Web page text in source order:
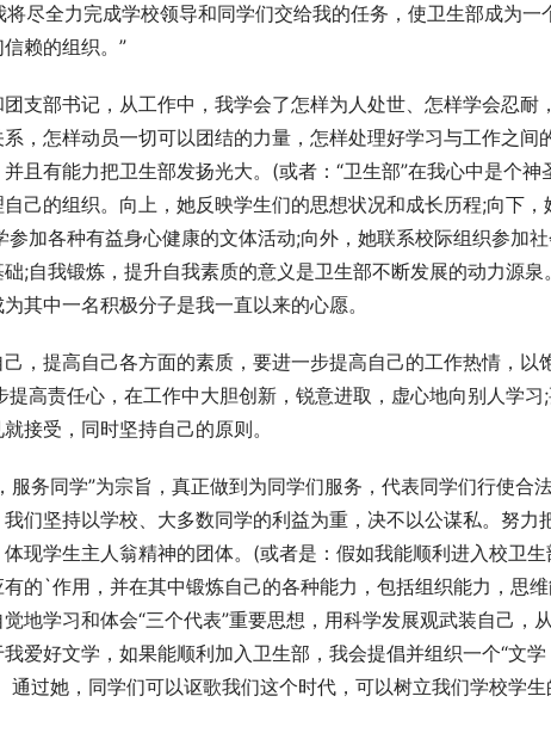
尽全力完成学校领导和同学们交给我的任务，使卫生部成为一
赖的组织。”
支部书记，从工作中，我学会了怎样为人处世、怎样学会忍耐
，怎样动员一切可以团结的力量，怎样处理好学习与工作之间
且有能力把卫生部发扬光大。(或者：“卫生部”在我心中是个神
己的组织。向上，她反映学生们的思想状况和成长历程;向下，
加各种有益身心健康的文体活动;向外，她联系校际组织参加
;自我锻炼，提升自我素质的意义是卫生部不断发展的动力源泉
其中一名积极分子是我一直以来的心愿。
，提高自己各方面的素质，要进一步提高自己的工作热情，以
高责任心，在工作中大胆创新，锐意进取，虚心地向别人学习
接受，同时坚持自己的原则。
务同学”为宗旨，真正做到为同学们服务，代表同学们行使合
们坚持以学校、大多数同学的利益为重，决不以公谋私。努力
现学生主人翁精神的团体。(或者是：假如我能顺利进入校卫生
的`作用，并在其中锻炼自己的各种能力，包括组织能力，思
地学习和体会“三个代表”重要思想，用科学发展观武装自己，
爱好文学，如果能顺利加入卫生部，我会提倡并组织一个“文学
通过她，同学们可以讴歌我们这个时代，可以树立我们学校学生